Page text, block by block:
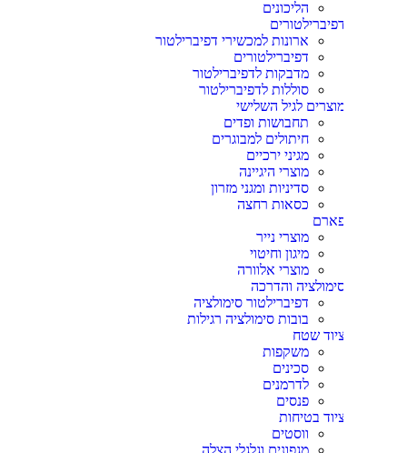
ארונות למכשירי דפיברילטור
דפיברילטורים
מדבקות לדפיברילטור
סוללות לדפיברילטור
לגיל השלישי
תחבושות ופדים
חיתולים למבוגרים
מגיני ירכיים
מוצרי היגיינה
סדיניות ומגני מזרון
כסאות רחצה
מוצרי נייר
מיגון וחיטוי
מוצרי אלוורה
והדרכה
דפיברילטור סימולציה
בובות סימולציה רגילות
בטיחות
מגפונים וגלגלי הצלה